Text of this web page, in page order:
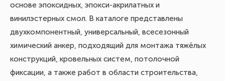
основе эпоксидных, эпокси-акрилатных и
винилэстерных смол. В каталоге представлены
двухкомпонентный, универсальный, всесезонный
химический анкер, подходящий для монтажа тяжёлых
конструкций, кровельных систем, потолочной
фиксации, а также работ в области строительства,